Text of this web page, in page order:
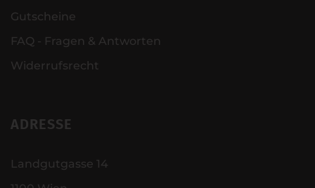
Gutscheine
FAQ - Fragen & Antworten
Widerrufsrecht
ADRESSE
Landgutgasse 14